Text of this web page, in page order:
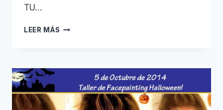
TU…
LEER MÁS TALLER